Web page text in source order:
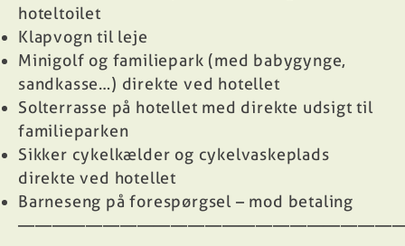
hoteltoilet
Klapvogn til leje
Minigolf og familiepark (med babygynge,
sandkasse…) direkte ved hotellet
Solterrasse på hotellet med direkte udsigt til
familieparken
Sikker cykelkælder og cykelvaskeplads
direkte ved hotellet
Barneseng på forespørgsel – mod betaling